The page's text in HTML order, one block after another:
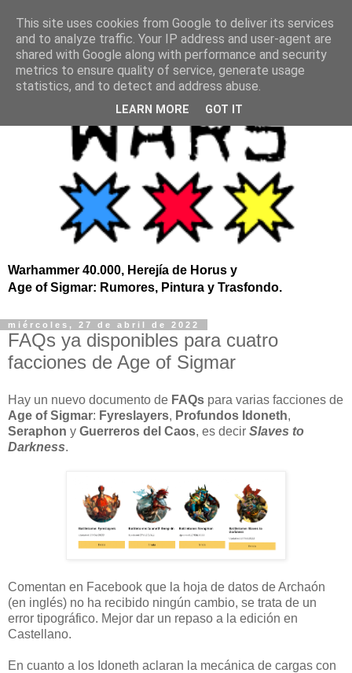
Warhammer 40.000, Herejía de Horus y
Age of Sigmar: Rumores, Pintura y Trasfondo.
miércoles, 27 de abril de 2022
FAQs ya disponibles para cuatro
facciones de Age of Sigmar
Hay un nuevo documento de FAQs para varias facciones de
Age of Sigmar: Fyreslayers, Profundos Idoneth,
Seraphon y Guerreros del Caos, es decir Slaves to
Darkness.
Comentan en Facebook que la hoja de datos de Archaón
(en inglés) no ha recibido ningún cambio, se trata de un
error tipográfico. Mejor dar un repaso a la edición en
Castellano.
En cuanto a los Idoneth aclaran la mecánica de cargas con
This site uses cookies from Google to deliver its services
and to analyze traffic. Your IP address and user-agent are
shared with Google along with performance and security
metrics to ensure quality of service, generate usage
statistics, and to detect and address abuse.
LEARN MORE GOT IT